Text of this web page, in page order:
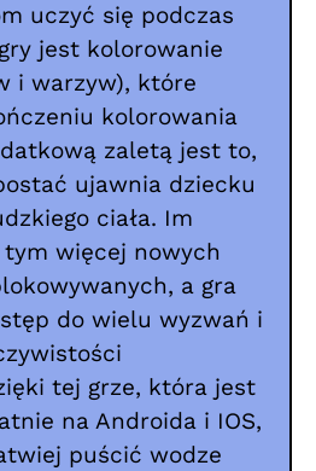
uczyć się podczas
jest kolorowanie
i warzyw), które
kolorowania
zaletą jest to,
ujawnia dziecku
ciała. Im
więcej nowych
a gra
do wielu wyzwań i
tej grze, która jest
na Androida i IOS,
puścić wodze